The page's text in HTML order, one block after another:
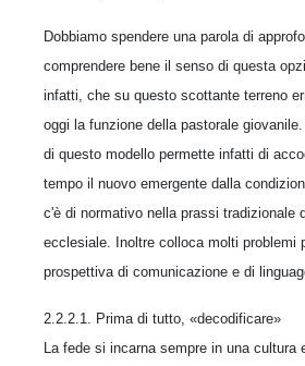
Dobbiamo spendere una parola di
comprendere bene il senso di questa
infatti, che su questo scottante terreno
oggi la funzione della pastorale
di questo modello permette infatti di
tempo il nuovo emergente dalla
c'è di normativo nella prassi tradizionale
ecclesiale. Inoltre colloca molti problemi
prospettiva di comunicazione e di
2.2.2.1. Prima di tutto, «decodificare»
La fede si incarna sempre in una cultura